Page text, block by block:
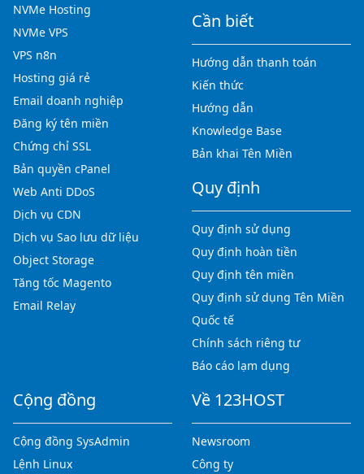
NVMe Hosting
NVMe VPS
VPS n8n
Hosting giá rẻ
Email doanh nghiệp
Đăng ký tên miền
Chứng chỉ SSL
Bản quyền cPanel
Web Anti DDoS
Dịch vụ CDN
Dịch vụ Sao lưu dữ liệu
Object Storage
Tăng tốc Magento
Email Relay
Cần biết
Hướng dẫn thanh toán
Kiến thức
Hướng dẫn
Knowledge Base
Bản khai Tên Miền
Quy định
Quy định sử dụng
Quy định hoàn tiền
Quy định tên miền
Quy định sử dụng Tên Miền
Quốc tế
Chính sách riêng tư
Báo cáo lạm dụng
Cộng đồng
Cộng đồng SysAdmin
Lệnh Linux
Về 123HOST
Newsroom
Công ty